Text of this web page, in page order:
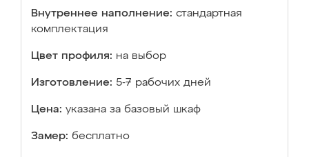
Внутреннее наполнение: стандартная
комплектация
Цвет профиля: на выбор
Изготовление: 5-7 рабочих дней
Цена: указана за базовый шкаф
Замер: бесплатно